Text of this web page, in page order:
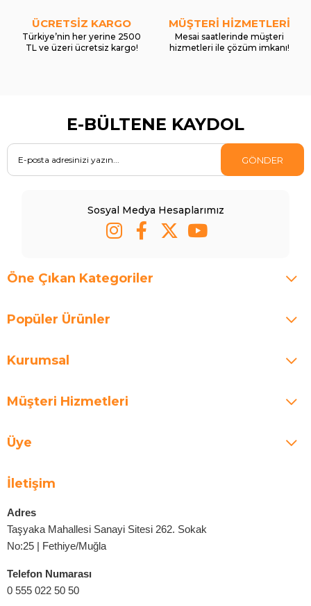
ÜCRETSİZ KARGO
Türkiye’nin her yerine 2500
TL ve üzeri ücretsiz kargo!
MÜŞTERİ HİZMETLERİ
Mesai saatlerinde müşteri
hizmetleri ile çözüm imkanı!
E-BÜLTENE KAYDOL
GÖNDER
Sosyal Medya Hesaplarımız
Öne Çıkan Kategoriler
Popüler Ürünler
Kurumsal
Müşteri Hizmetleri
Üye
İletişim
Adres
Taşyaka Mahallesi Sanayi Sitesi 262. Sokak
No:25 | Fethiye/Muğla
Telefon Numarası
0 555 022 50 50